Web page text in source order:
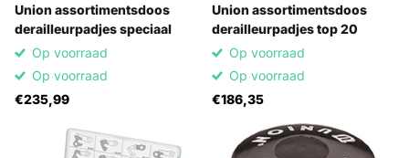
Union assortimentsdoos
derailleurpadjes speciaal
Op voorraad
Op voorraad
€235,99
Union assortimentsdoos
derailleurpadjes top 20
Op voorraad
Op voorraad
€186,35